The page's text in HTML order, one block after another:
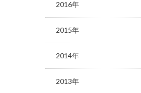
2016年
2015年
2014年
2013年